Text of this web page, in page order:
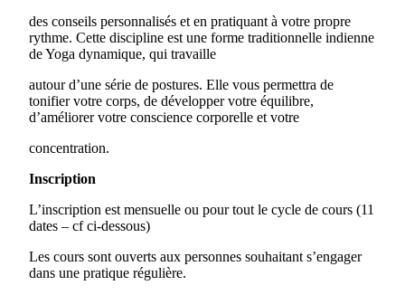
des conseils personnalisés et en pratiquant à votre propre
rythme. Cette discipline est une forme traditionnelle indienne
de Yoga dynamique, qui travaille
autour d’une série de postures. Elle vous permettra de
tonifier votre corps, de développer votre équilibre,
d’améliorer votre conscience corporelle et votre
concentration.
Inscription
L’inscription est mensuelle ou pour tout le cycle de cours (11
dates – cf ci-dessous)
Les cours sont ouverts aux personnes souhaitant s’engager
dans une pratique régulière.